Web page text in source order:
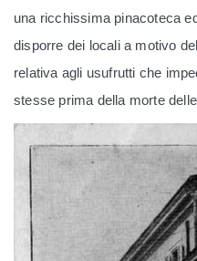
una ricchissima pinacoteca
disporre dei locali a motivo
relativa agli usufrutti che
stesse prima della morte